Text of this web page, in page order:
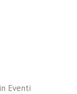
in Eventi